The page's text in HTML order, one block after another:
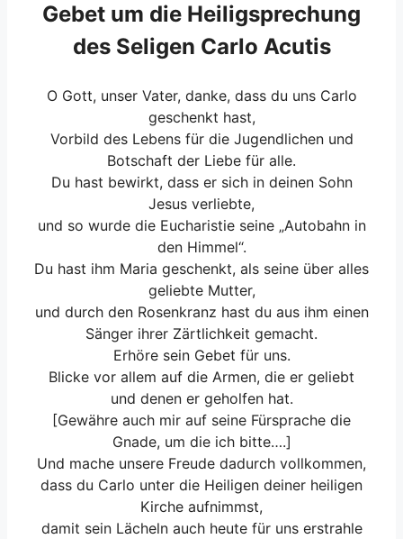
Gebet um die Heiligsprechung
des Seligen Carlo Acutis
O Gott, unser Vater, danke, dass du uns Carlo
geschenkt hast,
Vorbild des Lebens für die Jugendlichen und
Botschaft der Liebe für alle.
Du hast bewirkt, dass er sich in deinen Sohn
Jesus verliebte,
und so wurde die Eucharistie seine „Autobahn in
den Himmel“.
Du hast ihm Maria geschenkt, als seine über alles
geliebte Mutter,
und durch den Rosenkranz hast du aus ihm einen
Sänger ihrer Zärtlichkeit gemacht.
Erhöre sein Gebet für uns.
Blicke vor allem auf die Armen, die er geliebt
und denen er geholfen hat.
[Gewähre auch mir auf seine Fürsprache die
Gnade, um die ich bitte….]
Und mache unsere Freude dadurch vollkommen,
dass du Carlo unter die Heiligen deiner heiligen
Kirche aufnimmst,
damit sein Lächeln auch heute für uns erstrahle